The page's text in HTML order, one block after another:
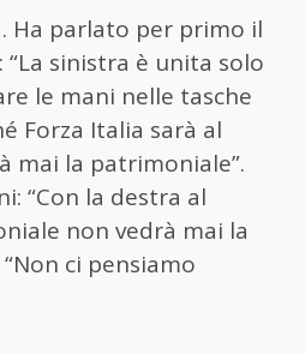
Ha parlato per primo il
sinistra è unita solo
le mani nelle tasche
Forza Italia sarà al
mai la patrimoniale”.
“Con la destra al
non vedrà mai la
“Non ci pensiamo